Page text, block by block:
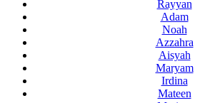
Rayyan
Adam
Noah
Azzahra
Aisyah
Maryam
Irdina
Mateen